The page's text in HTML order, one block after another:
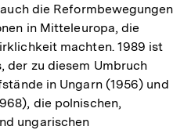
die Reformbewegungen
in Mitteleuropa, die
machten. 1989 ist
der zu diesem Umbruch
in Ungarn (1956) und
die polnischen,
ungarischen